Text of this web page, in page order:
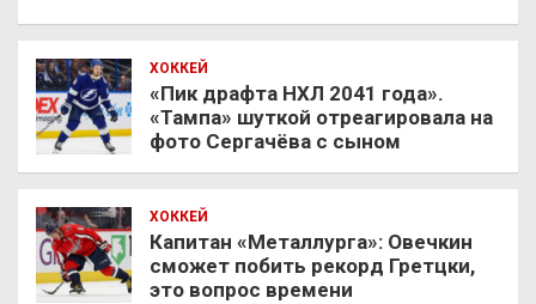
ХОККЕЙ
«Пик драфта НХЛ 2041 года».
«Тампа» шуткой отреагировала на
фото Сергачёва с сыном
ХОККЕЙ
Капитан «Металлурга»: Овечкин
сможет побить рекорд Гретцки,
это вопрос времени